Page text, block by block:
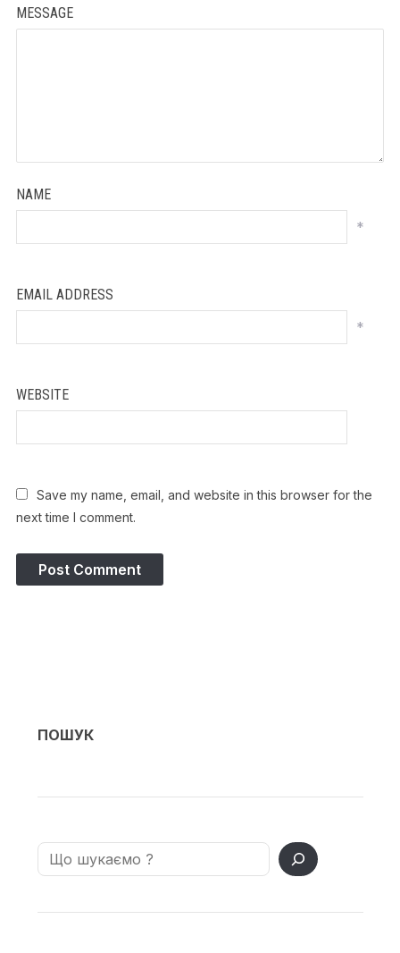
MESSAGE
NAME
*
EMAIL ADDRESS
*
WEBSITE
Save my name, email, and website in this browser for the
next time I comment.
ПОШУК
Search